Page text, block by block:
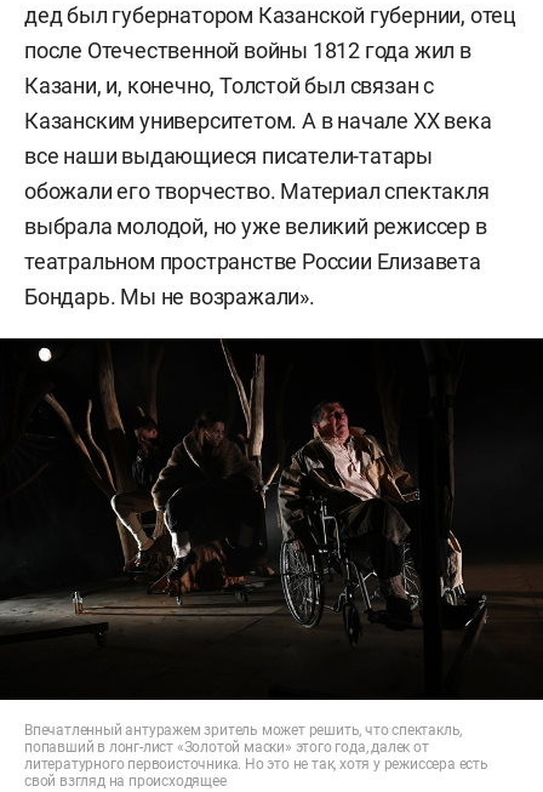
дед был губернатором Казанской губернии, отец
после Отечественной войны 1812 года жил в
Казани, и, конечно, Толстой был связан с
Казанским университетом. А в начале ХХ века
все наши выдающиеся писатели-татары
обожали его творчество. Материал спектакля
выбрала молодой, но уже великий режиссер в
театральном пространстве России Елизавета
Бондарь. Мы не возражали».
Впечатленный антуражем зритель может решить, что спектакль,
попавший в лонг-лист «Золотой маски» этого года, далек от
литературного первоисточника. Но это не так, хотя у режиссера есть
свой взгляд на происходящее